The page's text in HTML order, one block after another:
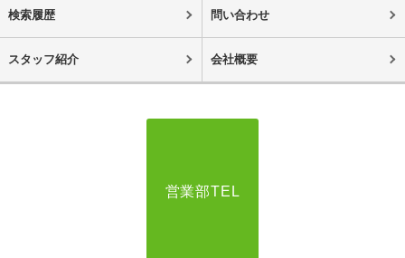
検索履歴 問い合わせ
スタッフ紹介 会社概要
営業部TEL